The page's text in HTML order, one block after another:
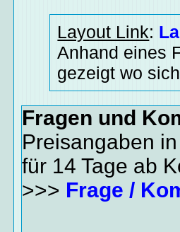
Layout Link:
Anhand eines
gezeigt wo
Fragen und
Preisangaben
für 14 Tage ab
>>> Frage /